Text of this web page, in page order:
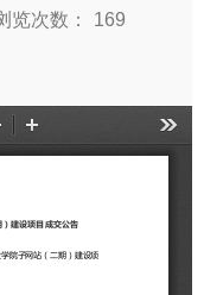
览次数： 169